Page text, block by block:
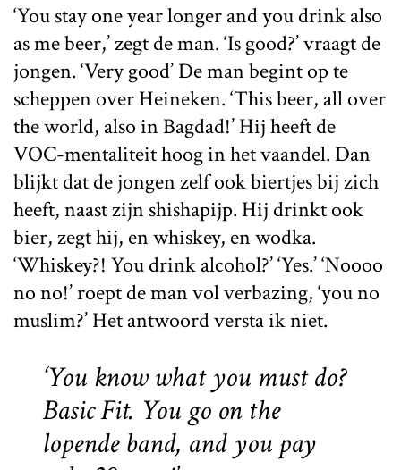
‘You stay one year longer and you drink also
as me beer,’ zegt de man. ‘Is good?’ vraagt de
jongen. ‘Very good’ De man begint op te
scheppen over Heineken. ‘This beer, all over
the world, also in Bagdad!’ Hij heeft de
VOC-mentaliteit hoog in het vaandel. Dan
blijkt dat de jongen zelf ook biertjes bij zich
heeft, naast zijn shishapijp. Hij drinkt ook
bier, zegt hij, en whiskey, en wodka.
‘Whiskey?! You drink alcohol?’ ‘Yes.’ ‘Noooo
no no!’ roept de man vol verbazing, ‘you no
muslim?’ Het antwoord versta ik niet.
‘You know what you must do?
Basic Fit. You go on the
lopende band, and you pay